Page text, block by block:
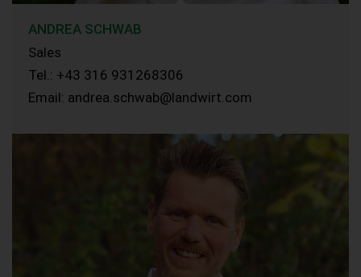
ANDREA SCHWAB
Sales
Tel.: +43 316 931268306
Email: andrea.schwab@landwirt.com